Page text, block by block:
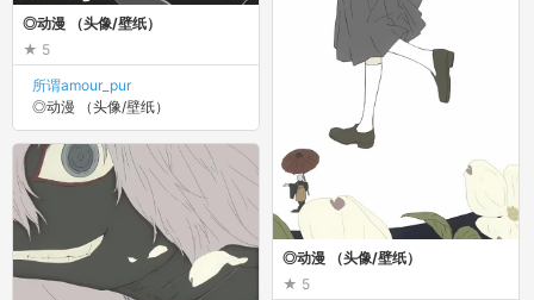
◎动漫 （头像/壁纸）
5
所谓amour_pur
◎动漫 （头像/壁纸）
◎动漫 （头像/壁纸）
5